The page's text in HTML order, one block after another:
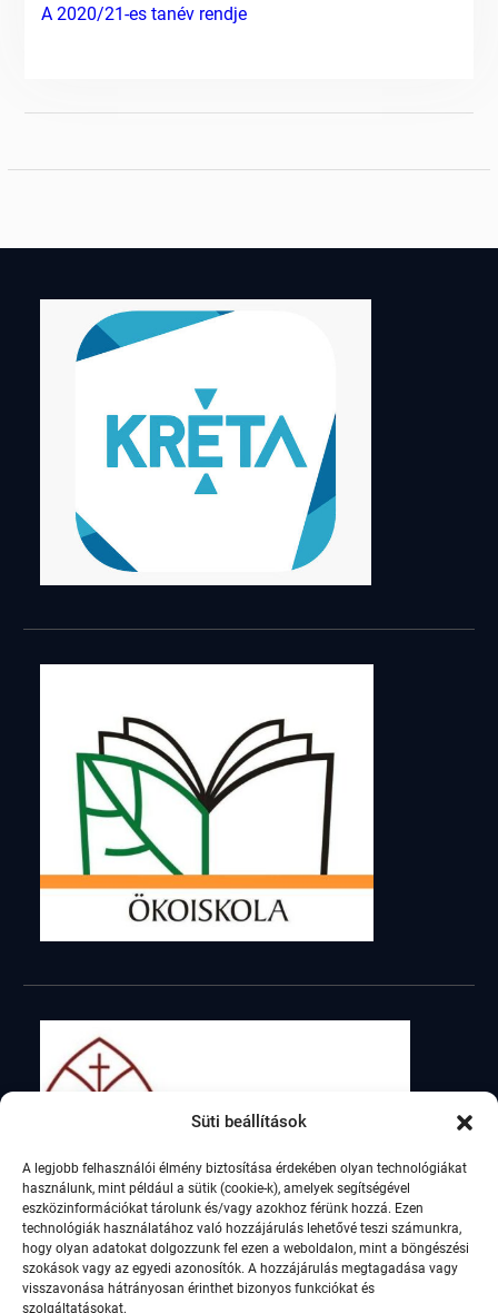
Süti beállítások
A legjobb felhasználói élmény biztosítása érdekében olyan technológiákat
használunk, mint például a sütik (cookie-k), amelyek segítségével
eszközinformációkat tárolunk és/vagy azokhoz férünk hozzá. Ezen
technológiák használatához való hozzájárulás lehetővé teszi számunkra,
hogy olyan adatokat dolgozzunk fel ezen a weboldalon, mint a böngészési
szokások vagy az egyedi azonosítók. A hozzájárulás megtagadása vagy
visszavonása hátrányosan érinthet bizonyos funkciókat és
szolgáltatásokat.
A 2020/21-es tanév rendje